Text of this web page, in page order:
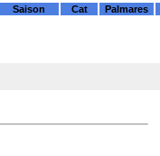
Saison
Cat Palmares